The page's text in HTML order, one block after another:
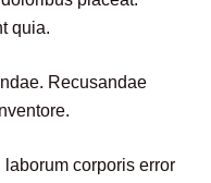
quia.
Recusandae
corporis error